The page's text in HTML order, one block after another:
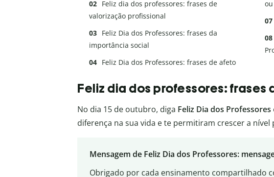
Feliz dia dos professores: frases de
valorização profissional
Feliz Dia dos Professores: frases da
importância social
Feliz Dia dos Professores: frases de afeto
Feliz dia dos professores:
No dia 15 de outubro, diga Feliz Dia dos Professores
diferença na sua vida e te permitiram crescer a nível
Mensagem de Feliz Dia dos Professores:
Obrigado por cada ensinamento compartilhado